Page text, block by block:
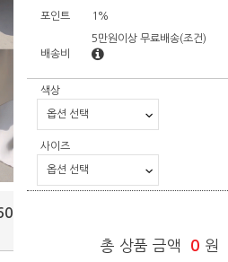
포인트 1%
배송비
5만원이상 무료배송(조건)
색상
사이즈
총 상품 금액 0 원